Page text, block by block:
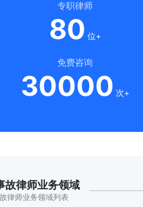
专职律师
80 位+
免费咨询
30000 次+
故律师业务领域
律师业务领域列表